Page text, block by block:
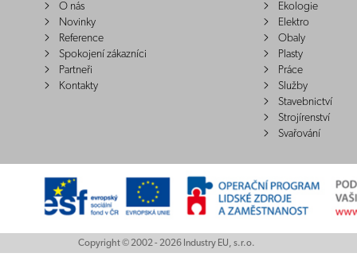
O nás
Novinky
Reference
Spokojení zákazníci
Partneři
Kontakty
Ekologie
Elektro
Obaly
Plasty
Práce
Služby
Stavebnictví
Strojírenství
Svařování
Copyright © 2002 - 2026 Industry EU, s.r.o.